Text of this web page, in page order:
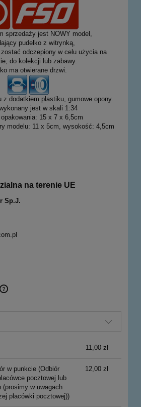
sprzedaży jest NOWY model,
pudełko z witrynką,
odczepiony w celu użycia na
do kolekcji lub zabawy.
ma otwierane drzwi.
z dodatkiem plastiku, gumowe opony.
jest w skali 1:34
15 x 7 x 6,5cm
modelu: 11 x 5cm, wysokość: 4,5cm
na terenie UE
Sp.J.
kosztów płatności
11,00 zł
w punkcie(Odbiór
pocztowej lub
(prosimy w uwagach
placówki pocztowej))
12,00 zł